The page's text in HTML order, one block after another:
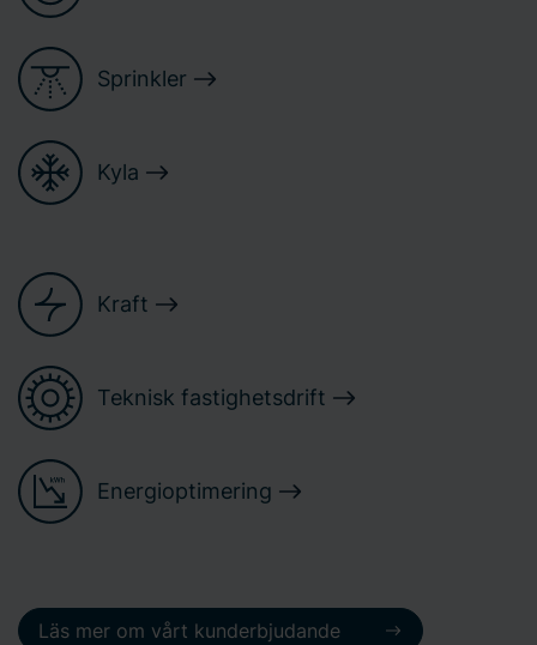
Sprinkler
Kyla
Kraft
Teknisk fastighetsdrift
Energioptimering
Läs mer om vårt kunderbjudande